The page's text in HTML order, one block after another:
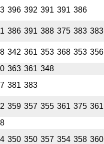
396 392 391 391 386
386 391 388 375 383 383
342 361 353 368 353 356
363 361 348
381 383
359 357 355 361 375 361
350 350 357 354 358 360